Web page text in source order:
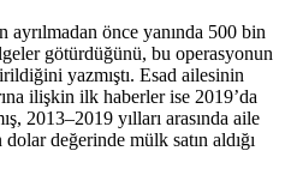
ayrılmadan önce yanında 500 bin
götürdüğünü, bu operasyonun
yazmıştı. Esad ailesinin
ilişkin ilk haberler ise 2019’da
2013–2019 yılları arasında aile
değerinde mülk satın aldığı